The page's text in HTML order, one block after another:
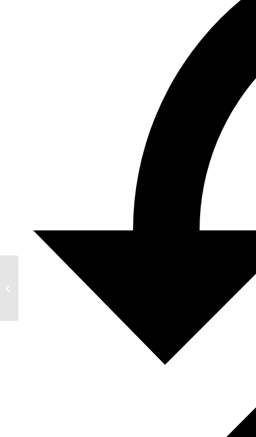
Weinbrevier 2024/2025